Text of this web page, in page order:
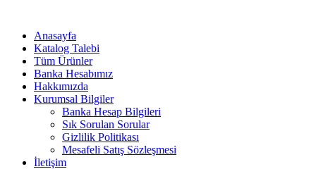
Anasayfa
Katalog Talebi
Tüm Ürünler
Banka Hesabımız
Hakkımızda
Kurumsal Bilgiler
Banka Hesap Bilgileri
Sık Sorulan Sorular
Gizlilik Politikası
Mesafeli Satış Sözleşmesi
İletişim